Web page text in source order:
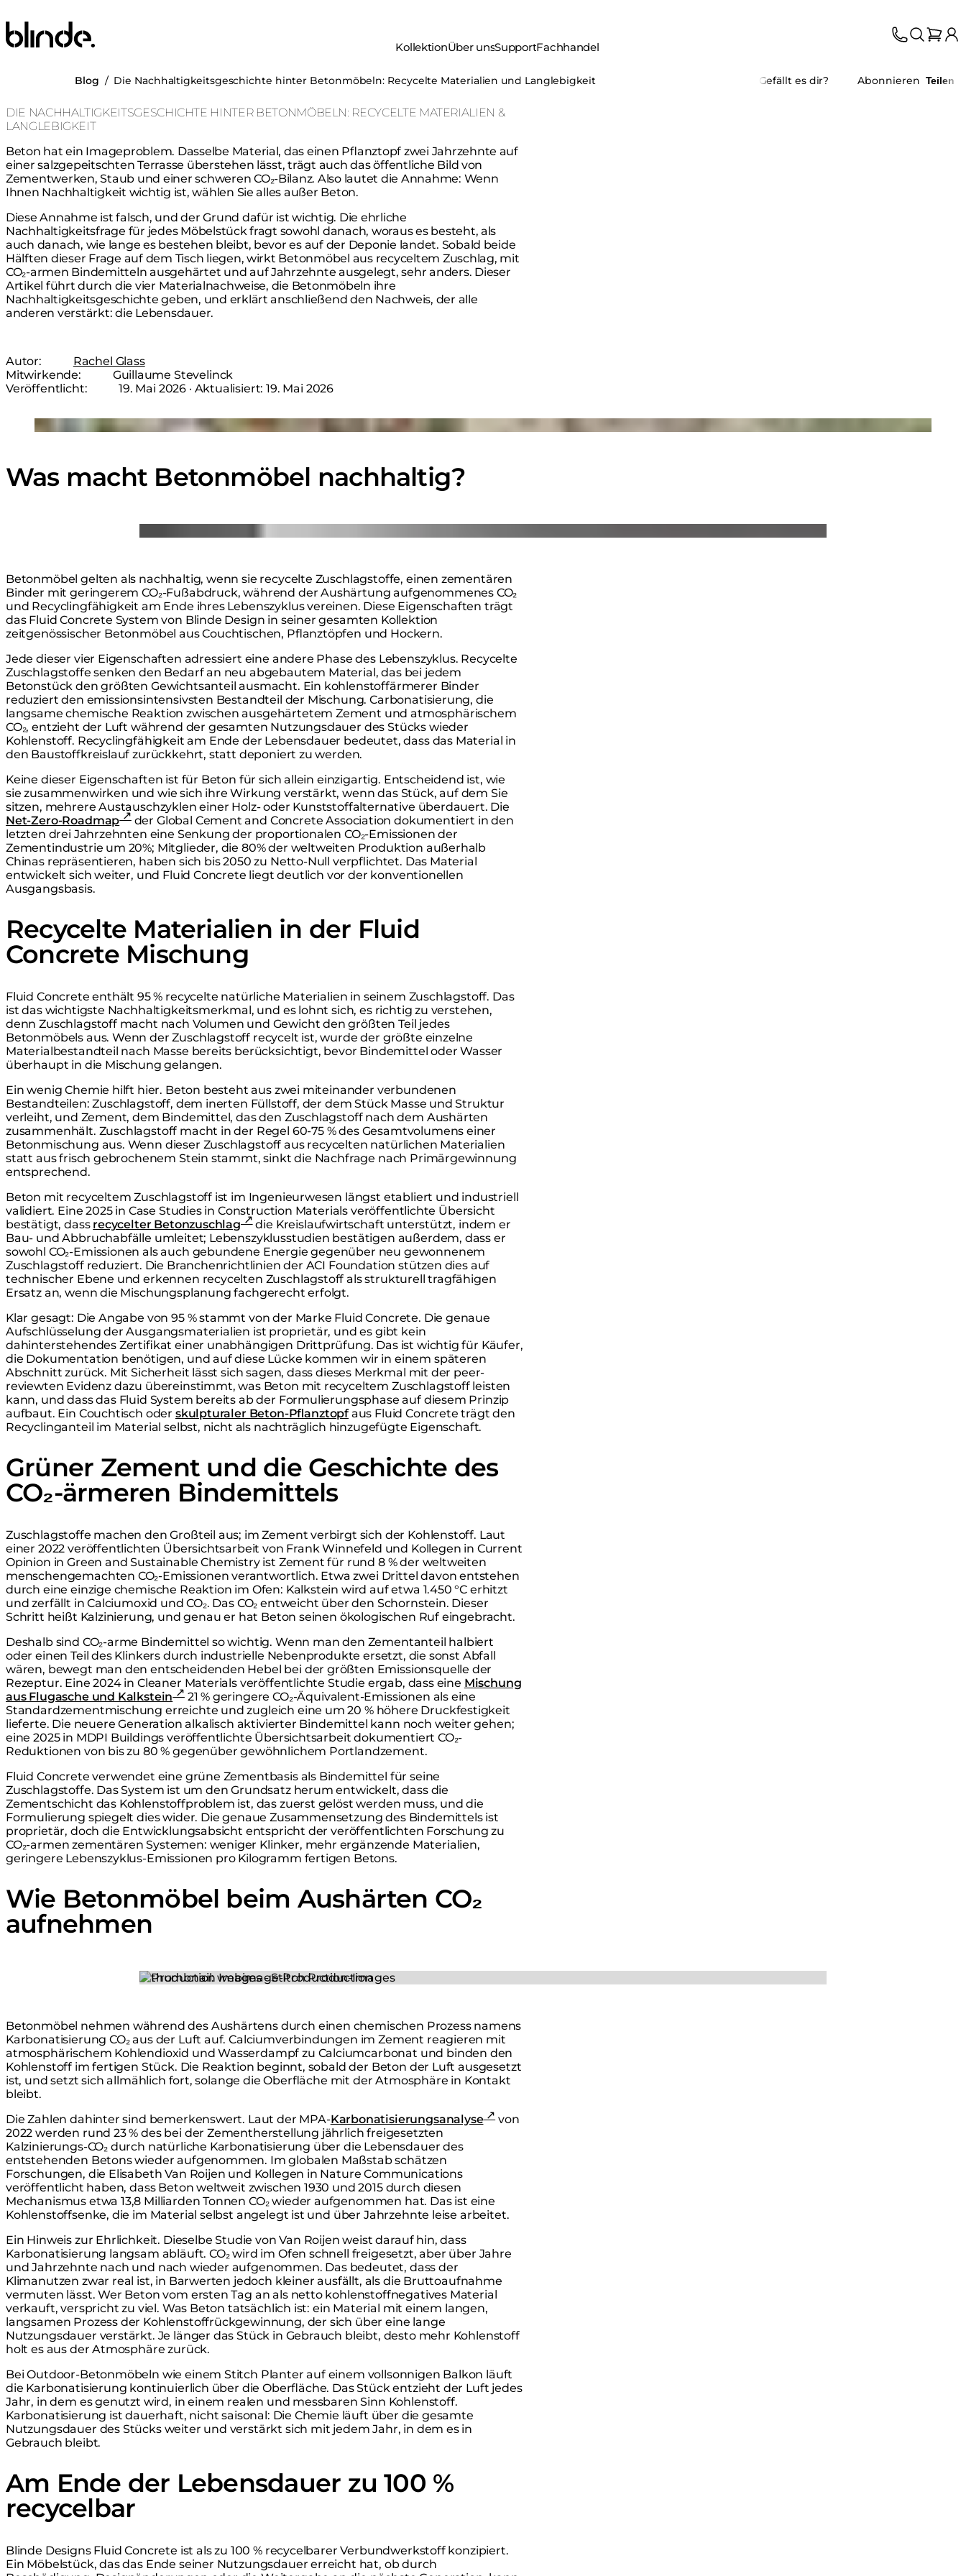
Blinde Design
KollektionÜber unsSupportFachhandel
Blog / Die Nachhaltigkeitsgeschichte hinter Betonmöbeln: Recycelte Materialien und Langlebigkeit Gefällt es dir? Abonnieren Teilen
DIE NACHHALTIGKEITSGESCHICHTE HINTER BETONMÖBELN: RECYCELTE MATERIALIEN &
LANGLEBIGKEIT
Beton hat ein Imageproblem. Dasselbe Material, das einen Pflanztopf zwei Jahrzehnte auf
einer salzgepeitschten Terrasse überstehen lässt, trägt auch das öffentliche Bild von
Zementwerken, Staub und einer schweren CO₂-Bilanz. Also lautet die Annahme: Wenn
Ihnen Nachhaltigkeit wichtig ist, wählen Sie alles außer Beton.
Diese Annahme ist falsch, und der Grund dafür ist wichtig. Die ehrliche
Nachhaltigkeitsfrage für jedes Möbelstück fragt sowohl danach, woraus es besteht, als
auch danach, wie lange es bestehen bleibt, bevor es auf der Deponie landet. Sobald beide
Hälften dieser Frage auf dem Tisch liegen, wirkt Betonmöbel aus recyceltem Zuschlag, mit
CO₂-armen Bindemitteln ausgehärtet und auf Jahrzehnte ausgelegt, sehr anders. Dieser
Artikel führt durch die vier Materialnachweise, die Betonmöbeln ihre
Nachhaltigkeitsgeschichte geben, und erklärt anschließend den Nachweis, der alle
anderen verstärkt: die Lebensdauer.
Autor:
Rachel Glass
Mitwirkende:
Guillaume Stevelinck
Veröffentlicht:
19. Mai 2026 · Aktualisiert:19. Mai 2026
Was macht Betonmöbel nachhaltig?
Betonmöbel gelten als nachhaltig, wenn sie recycelte Zuschlagstoffe, einen zementären
Binder mit geringerem CO₂-Fußabdruck, während der Aushärtung aufgenommenes CO₂
und Recyclingfähigkeit am Ende ihres Lebenszyklus vereinen. Diese Eigenschaften trägt
das Fluid Concrete System von Blinde Design in seiner gesamten Kollektion
zeitgenössischer Betonmöbel aus Couchtischen, Pflanztöpfen und Hockern.
Jede dieser vier Eigenschaften adressiert eine andere Phase des Lebenszyklus. Recycelte
Zuschlagstoffe senken den Bedarf an neu abgebautem Material, das bei jedem
Betonstück den größten Gewichtsanteil ausmacht. Ein kohlenstoffärmerer Binder
reduziert den emissionsintensivsten Bestandteil der Mischung. Carbonatisierung, die
langsame chemische Reaktion zwischen ausgehärtetem Zement und atmosphärischem
CO₂, entzieht der Luft während der gesamten Nutzungsdauer des Stücks wieder
Kohlenstoff. Recyclingfähigkeit am Ende der Lebensdauer bedeutet, dass das Material in
den Baustoffkreislauf zurückkehrt, statt deponiert zu werden.
Keine dieser Eigenschaften ist für Beton für sich allein einzigartig. Entscheidend ist, wie
sie zusammenwirken und wie sich ihre Wirkung verstärkt, wenn das Stück, auf dem Sie
sitzen, mehrere Austauschzyklen einer Holz- oder Kunststoffalternative überdauert. Die
Net-Zero-Roadmap
der Global Cement and Concrete Association dokumentiert in den
letzten drei Jahrzehnten eine Senkung der proportionalen CO₂-Emissionen der
Zementindustrie um 20%; Mitglieder, die 80% der weltweiten Produktion außerhalb
Chinas repräsentieren, haben sich bis 2050 zu Netto-Null verpflichtet. Das Material
entwickelt sich weiter, und Fluid Concrete liegt deutlich vor der konventionellen
Ausgangsbasis.
Recycelte Materialien in der Fluid
Concrete Mischung
Fluid Concrete enthält 95 % recycelte natürliche Materialien in seinem Zuschlagstoff. Das
ist das wichtigste Nachhaltigkeitsmerkmal, und es lohnt sich, es richtig zu verstehen,
denn Zuschlagstoff macht nach Volumen und Gewicht den größten Teil jedes
Betonmöbels aus. Wenn der Zuschlagstoff recycelt ist, wurde der größte einzelne
Materialbestandteil nach Masse bereits berücksichtigt, bevor Bindemittel oder Wasser
überhaupt in die Mischung gelangen.
Ein wenig Chemie hilft hier. Beton besteht aus zwei miteinander verbundenen
Bestandteilen: Zuschlagstoff, dem inerten Füllstoff, der dem Stück Masse und Struktur
verleiht, und Zement, dem Bindemittel, das den Zuschlagstoff nach dem Aushärten
zusammenhält. Zuschlagstoff macht in der Regel 60-75 % des Gesamtvolumens einer
Betonmischung aus. Wenn dieser Zuschlagstoff aus recycelten natürlichen Materialien
statt aus frisch gebrochenem Stein stammt, sinkt die Nachfrage nach Primärgewinnung
entsprechend.
Beton mit recyceltem Zuschlagstoff ist im Ingenieurwesen längst etabliert und industriell
validiert. Eine 2025 in Case Studies in Construction Materials veröffentlichte Übersicht
bestätigt, dass recycelter Betonzuschlag
die Kreislaufwirtschaft unterstützt, indem er
Bau- und Abbruchabfälle umleitet; Lebenszyklusstudien bestätigen außerdem, dass er
sowohl CO₂-Emissionen als auch gebundene Energie gegenüber neu gewonnenem
Zuschlagstoff reduziert. Die Branchenrichtlinien der ACI Foundation stützen dies auf
technischer Ebene und erkennen recycelten Zuschlagstoff als strukturell tragfähigen
Ersatz an, wenn die Mischungsplanung fachgerecht erfolgt.
Klar gesagt: Die Angabe von 95 % stammt von der Marke Fluid Concrete. Die genaue
Aufschlüsselung der Ausgangsmaterialien ist proprietär, und es gibt kein
dahinterstehendes Zertifikat einer unabhängigen Drittprüfung. Das ist wichtig für Käufer,
die Dokumentation benötigen, und auf diese Lücke kommen wir in einem späteren
Abschnitt zurück. Mit Sicherheit lässt sich sagen, dass dieses Merkmal mit der peer-
reviewten Evidenz dazu übereinstimmt, was Beton mit recyceltem Zuschlagstoff leisten
kann, und dass das Fluid System bereits ab der Formulierungsphase auf diesem Prinzip
aufbaut. Ein Couchtisch oder skulpturaler Beton-Pflanztopfaus Fluid Concrete trägt den
Recyclinganteil im Material selbst, nicht als nachträglich hinzugefügte Eigenschaft.
Grüner Zement und die Geschichte des
CO₂-ärmeren Bindemittels
Zuschlagstoffe machen den Großteil aus; im Zement verbirgt sich der Kohlenstoff. Laut
einer 2022 veröffentlichten Übersichtsarbeit von Frank Winnefeld und Kollegen in Current
Opinion in Green and Sustainable Chemistry ist Zement für rund 8 % der weltweiten
menschengemachten CO₂-Emissionen verantwortlich. Etwa zwei Drittel davon entstehen
durch eine einzige chemische Reaktion im Ofen: Kalkstein wird auf etwa 1.450 °C erhitzt
und zerfällt in Calciumoxid und CO₂. Das CO₂ entweicht über den Schornstein. Dieser
Schritt heißt Kalzinierung, und genau er hat Beton seinen ökologischen Ruf eingebracht.
Deshalb sind CO₂-arme Bindemittel so wichtig. Wenn man den Zementanteil halbiert
oder einen Teil des Klinkers durch industrielle Nebenprodukte ersetzt, die sonst Abfall
wären, bewegt man den entscheidenden Hebel bei der größten Emissionsquelle der
Rezeptur. Eine 2024 in Cleaner Materials veröffentlichte Studie ergab, dass eine Mischung
aus Flugasche und Kalkstein
21 % geringere CO₂-Äquivalent-Emissionen als eine
Standardzementmischung erreichte und zugleich eine um 20 % höhere Druckfestigkeit
lieferte. Die neuere Generation alkalisch aktivierter Bindemittel kann noch weiter gehen;
eine 2025 in MDPI Buildings veröffentlichte Übersichtsarbeit dokumentiert CO₂-
Reduktionen von bis zu 80 % gegenüber gewöhnlichem Portlandzement.
Fluid Concrete verwendet eine grüne Zementbasis als Bindemittel für seine
Zuschlagstoffe. Das System ist um den Grundsatz herum entwickelt, dass die
Zementschicht das Kohlenstoffproblem ist, das zuerst gelöst werden muss, und die
Formulierung spiegelt dies wider. Die genaue Zusammensetzung des Bindemittels ist
proprietär, doch die Entwicklungsabsicht entspricht der veröffentlichten Forschung zu
CO₂-armen zementären Systemen: weniger Klinker, mehr ergänzende Materialien,
geringere Lebenszyklus-Emissionen pro Kilogramm fertigen Betons.
Wie Betonmöbel beim Aushärten CO₂
aufnehmen
Loading image...
Betonmöbel nehmen während des Aushärtens durch einen chemischen Prozess namens
Karbonatisierung CO₂ aus der Luft auf. Calciumverbindungen im Zement reagieren mit
atmosphärischem Kohlendioxid und Wasserdampf zu Calciumcarbonat und binden den
Kohlenstoff im fertigen Stück. Die Reaktion beginnt, sobald der Beton der Luft ausgesetzt
ist, und setzt sich allmählich fort, solange die Oberfläche mit der Atmosphäre in Kontakt
bleibt.
Die Zahlen dahinter sind bemerkenswert. Laut der MPA-Karbonatisierungsanalyse
von
2022 werden rund 23 % des bei der Zementherstellung jährlich freigesetzten
Kalzinierungs-CO₂ durch natürliche Karbonatisierung über die Lebensdauer des
entstehenden Betons wieder aufgenommen. Im globalen Maßstab schätzen
Forschungen, die Elisabeth Van Roijen und Kollegen in Nature Communications
veröffentlicht haben, dass Beton weltweit zwischen 1930 und 2015 durch diesen
Mechanismus etwa 13,8 Milliarden Tonnen CO₂ wieder aufgenommen hat. Das ist eine
Kohlenstoffsenke, die im Material selbst angelegt ist und über Jahrzehnte leise arbeitet.
Ein Hinweis zur Ehrlichkeit. Dieselbe Studie von Van Roijen weist darauf hin, dass
Karbonatisierung langsam abläuft. CO₂ wird im Ofen schnell freigesetzt, aber über Jahre
und Jahrzehnte nach und nach wieder aufgenommen. Das bedeutet, dass der
Klimanutzen zwar real ist, in Barwerten jedoch kleiner ausfällt, als die Bruttoaufnahme
vermuten lässt. Wer Beton vom ersten Tag an als netto kohlenstoffnegatives Material
verkauft, verspricht zu viel. Was Beton tatsächlich ist: ein Material mit einem langen,
langsamen Prozess der Kohlenstoffrückgewinnung, der sich über eine lange
Nutzungsdauer verstärkt. Je länger das Stück in Gebrauch bleibt, desto mehr Kohlenstoff
holt es aus der Atmosphäre zurück.
Bei Outdoor-Betonmöbeln wie einem Stitch Planter auf einem vollsonnigen Balkon läuft
die Karbonatisierung kontinuierlich über die Oberfläche. Das Stück entzieht der Luft jedes
Jahr, in dem es genutzt wird, in einem realen und messbaren Sinn Kohlenstoff.
Karbonatisierung ist dauerhaft, nicht saisonal: Die Chemie läuft über die gesamte
Nutzungsdauer des Stücks weiter und verstärkt sich mit jedem Jahr, in dem es in
Gebrauch bleibt.
Am Ende der Lebensdauer zu 100 %
recycelbar
Blinde Designs Fluid Concrete ist als zu 100 % recycelbarer Verbundwerkstoff konzipiert.
Ein Möbelstück, das das Ende seiner Nutzungsdauer erreicht hat, ob durch